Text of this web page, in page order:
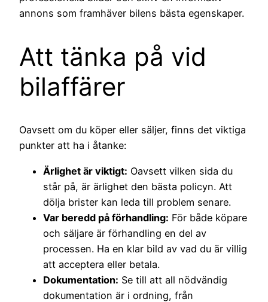
annons som framhäver bilens bästa egenskaper.
Att tänka på vid
bilaffärer
Oavsett om du köper eller säljer, finns det viktiga
punkter att ha i åtanke:
Ärlighet är viktigt: Oavsett vilken sida du
står på, är ärlighet den bästa policyn. Att
dölja brister kan leda till problem senare.
Var beredd på förhandling: För både köpare
och säljare är förhandling en del av
processen. Ha en klar bild av vad du är villig
att acceptera eller betala.
Dokumentation: Se till att all nödvändig
dokumentation är i ordning, från